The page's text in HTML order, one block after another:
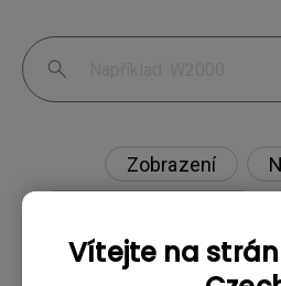
Vítejte na
Zobrazení